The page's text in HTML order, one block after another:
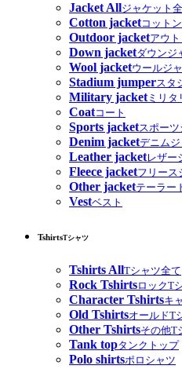
Jacket Allジャケット
Cotton jacketコット
Outdoor jacketアウ
Down jacketダウンジ
Wool jacketウールジ
Stadium jumperスタ
Military jacketミリタ
Coatコート
Sports jacketスポーツ
Denim jacketデニムジ
Leather jacketレザー
Fleece jacketフリース
Other jacketテーラー
Vestベスト
TshirtsTシャツ
Tshirts AllTシャツ全て
Rock TshirtsロックT
Character Tshirtsキ
Old TshirtsオールドT
Other Tshirtsその他T
Tank topタンクトップ
Polo shirtsポロシャツ